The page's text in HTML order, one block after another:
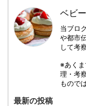
ベビ
当ブロ
や都市
して考
※あく
理・考
もので
最新の投稿